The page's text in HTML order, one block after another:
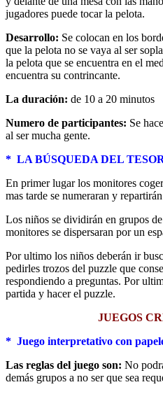
jugadores puede tocar la pelota.
Desarrollo: Se colocan en los
que la pelota no se vaya al ser
la pelota que se encuentra en el
encuentra su contrincante.
La duración: de 10 a 20 minutos
Numero de participantes: Se
al ser mucha gente.
* LA BÚSQUEDA DEL
En primer lugar los monitores
mas tarde se numeraran y
Los niños se dividirán en grupos
monitores se dispersaran por un
Por ultimo los niños deberán ir
pedirles trozos del puzzle que
respondiendo a preguntas. Por
partida y hacer el puzzle.
JUEGOS
* Juego interpretativo con
Las reglas del juego son: No
demás grupos a no ser que sea